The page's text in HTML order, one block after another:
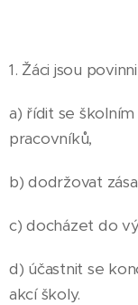
1. Žáci jsou
a) řídit se
pracovníků,
b) dodržovat
c) docházet do
d) účastnit se
akcí školy.